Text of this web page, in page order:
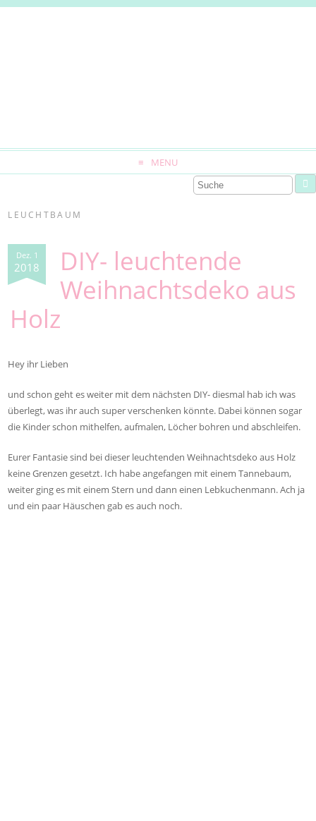
MENU
LEUCHTBAUM
Dez. 1
2018
DIY- leuchtende
Weihnachtsdeko aus
Holz
Hey ihr Lieben
und schon geht es weiter mit dem nächsten DIY- diesmal hab ich was
überlegt, was ihr auch super verschenken könnte. Dabei können sogar
die Kinder schon mithelfen, aufmalen, Löcher bohren und abschleifen.
Eurer Fantasie sind bei dieser leuchtenden Weihnachtsdeko aus Holz
keine Grenzen gesetzt. Ich habe angefangen mit einem Tannebaum,
weiter ging es mit einem Stern und dann einen Lebkuchenmann. Ach ja
und ein paar Häuschen gab es auch noch.